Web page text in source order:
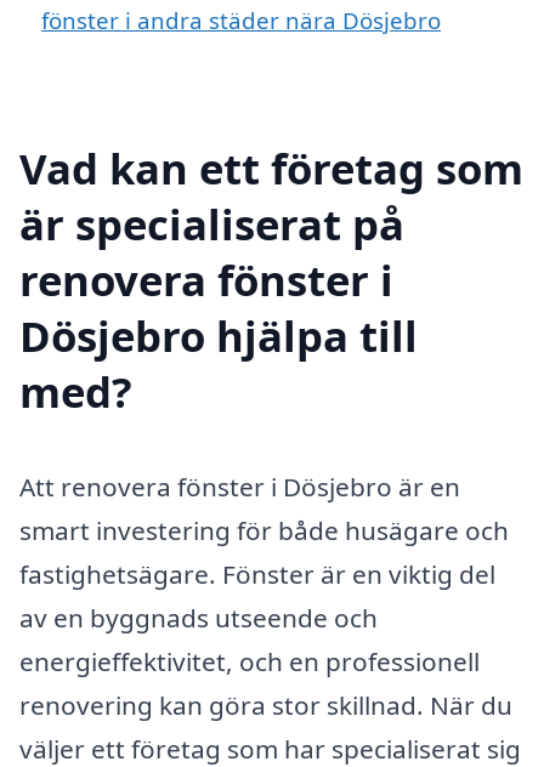
fönster i andra städer nära Dösjebro
Vad kan ett företag som
är specialiserat på
renovera fönster i
Dösjebro hjälpa till
med?
Att renovera fönster i Dösjebro är en
smart investering för både husägare och
fastighetsägare. Fönster är en viktig del
av en byggnads utseende och
energieffektivitet, och en professionell
renovering kan göra stor skillnad. När du
väljer ett företag som har specialiserat sig